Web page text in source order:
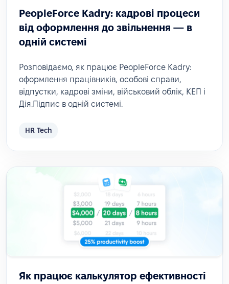
PeopleForce Kadry: кадрові процеси
від оформлення до звільнення — в
одній системі
Розповідаємо, як працює PeopleForce Kadry:
оформлення працівників, особові справи,
відпустки, кадрові зміни, військовий облік, КЕП і
Дія.Підпис в одній системі.
HR Tech
Як працює калькулятор ефективності